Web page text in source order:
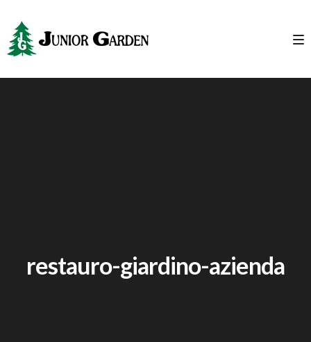
restauro-giardino-azienda